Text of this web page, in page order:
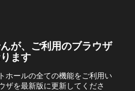
が、ご利用のブラウザ
ます
ホールの全ての機能をご利用い
ザを最新版に更新してくださ